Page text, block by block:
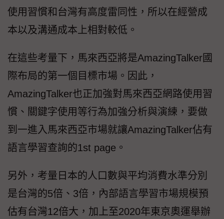
使用習慣和台灣有高度雷同性，所以在經營成
本以及溝通成本上相對較低。
在這些考量下，馬來西亞將是AmazingTalker國
際布局的第一個目標市場。因此，
AmazingTalker也正加強對馬來西亞網路使用習
慣、關鍵字使用等行為加強分析與演練，要做
到一進入馬來西亞市場就讓AmazingTalker佔有
語言學習查詢的1st page。
另外，考量日本的人口數與平均消費水準分別
是台灣的5倍、3倍，內部語言學習市場規模預
估有台灣12倍大，加上至2020年東京奧運舉辦